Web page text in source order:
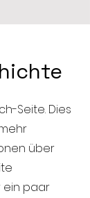
Seite. Dies
über
ein paar